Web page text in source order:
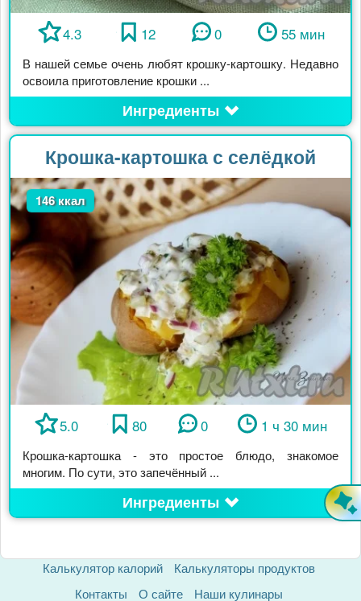
4.3 12 0 55 мин
В нашей семье очень любят крошку-картошку. Недавно
освоила приготовление крошки ...
Ингредиенты
Крошка-картошка с селёдкой
146 ккал
5.0 80 0 1 ч 30 мин
Крошка-картошка - это простое блюдо, знакомое
многим. По сути, это запечённый ...
Ингредиенты
Калькулятор калорий
Калькуляторы продуктов
Контакты
О сайте Наши кулинары